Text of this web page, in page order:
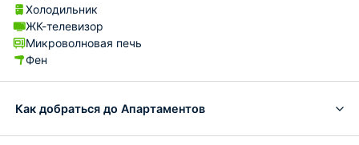
Холодильник
ЖК-телевизор
Микроволновая печь
Фен
Как добраться до Апартаментов